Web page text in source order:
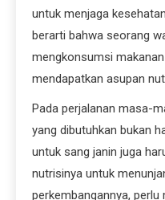
untuk menjaga
berarti bahwa seorang
mengkonsumsi
mendapatkan asupan
Pada perjalanan masa-
yang dibutuhkan bukan
untuk sang janin juga
nutrisinya untuk
perkembangannya,